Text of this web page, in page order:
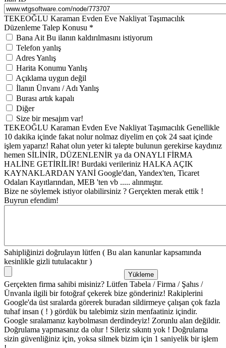
TEKEOĞLU Karaman Evden Eve Nakliyat Taşımacılık
Düzenleme Talep Konusu *
Bana Ait Bu ilanın kaldırılmasını istiyorum
Telefon yanlış
Adres Yanlış
Harita Konumu Yanlış
Açıklama uygun değil
İlanın Ünvanı / Adı Yanlış
Burası artık kapalı
Diğer
Size bir mesajım var!
TEKEOĞLU Karaman Evden Eve Nakliyat Taşımacılık Genellikle
10 dakika içinde fakat nolur nolmaz diyelim en çok 24 saat içinde
işlem yaparız! Rahat olun yeter ki talepte bulunun gerekirse kaydınız
hemen SİLİNİR, DÜZENLENİR ya da ONAYLI FİRMA
HALİNE GETİRİLİR! Burdaki verileriniz HALKA AÇIK
KAYNAKLARDAN YANİ Google'dan, Yandex'ten, Ticaret
Odaları Kayıtlarından, MEB 'ten vb ..... alınmıştır.
Bize ne söylemek istiyor olabilirsiniz ? Gerçekten merak ettik !
Buyrun efendim!
Sahipliğinizi doğrulayın lütfen ( Bu alan kanunlar kapsamında
kesinlikle gizli tutulacaktır )
Gerçekten firma sahibi misiniz? Lütfen Tabela / Firma / Şahıs /
Ünvanla ilgili bir fotoğraf çekerek bize gönderiniz! Rakiplerini
Google'da üst sıralarda görerek buradan sildirmeye çalışan çok fazla
tuhaf insan ( ! ) gördük bu talebimiz sizin menfaatiniz içindir.
Google sıralamanız kaybolmasın derdindeyiz! Zorunlu alan değildir.
Doğrulama yapmasanız da olur ! Sileriz sıkıntı yok ! Doğrulama
sizin güvenliğiniz için, yoksa silmek bizim için 1 saniyelik bir işlem